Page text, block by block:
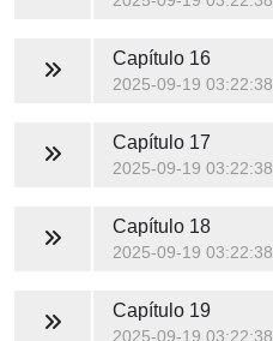
Capítulo 16
2025-09-19 03:22:38
Capítulo 17
2025-09-19 03:22:38
Capítulo 18
2025-09-19 03:22:38
Capítulo 19
2025-09-19 03:22:38